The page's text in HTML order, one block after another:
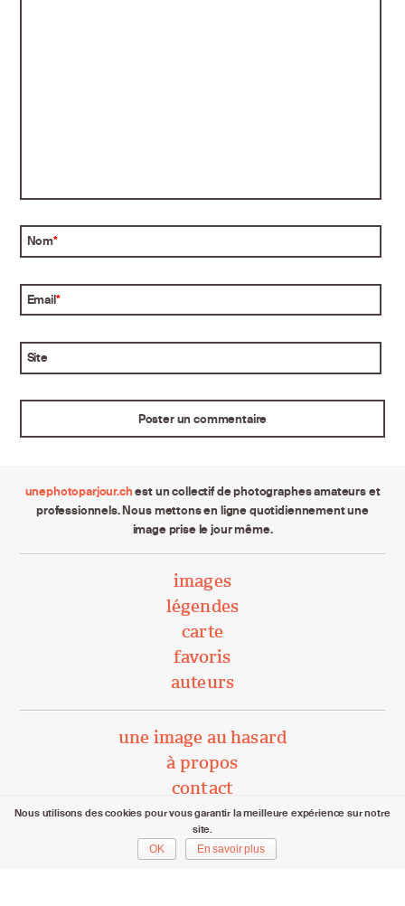
Nom*
Email*
Site
unephotoparjour.chest un collectif de photographes amateurs et
professionnels. Nous mettons en ligne quotidiennement une
image prise le jour même.
images
légendes
carte
favoris
auteurs
une image au hasard
à propos
contact
unephotoparjour.ch/ 2015 – 2026
Tous droits réservés aux auteurs respectifs.
Nous utilisons des cookies pour vous garantir la meilleure expérience sur notre
site.
OK
En savoir plus